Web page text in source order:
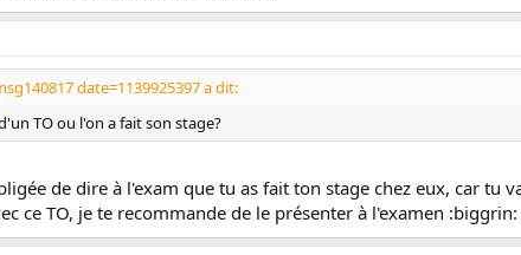
date=1139925397 a dit:
TO ou l'on a fait son stage?
de dire à l'exam que tu as fait ton stage chez eux, car tu
ce TO, je te recommande de le présenter à l'examen :biggrin: